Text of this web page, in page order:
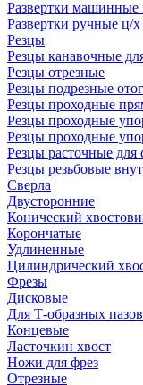
Развертки машинные
Развертки ручные ц/х
Резцы
Резцы канавочные
Резцы отрезные
Резцы подрезные
Резцы проходные
Резцы проходные
Резцы проходные
Резцы расточные для
Резцы резьбовые
Сверла
Двусторонние
Конический
Корончатые
Удлиненные
Цилиндрический
Фрезы
Дисковые
Для Т-образных пазов
Концевые
Ласточкин хвост
Ножи для фрез
Отрезные